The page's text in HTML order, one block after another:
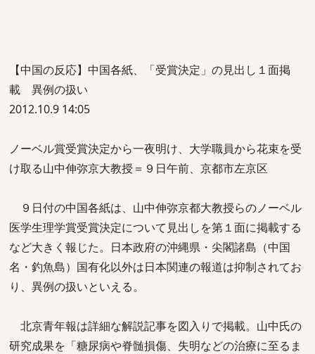
【中国の反応】中国各紙、「受賞決定」の見出し１面掲
載 異例の扱い
2012.10.9 14:05
ノーベル賞受賞決定から一夜明け、大学職員から花束を受
け取る山中伸弥京大教授＝９日午前、京都市左京区
９日付の中国各紙は、山中伸弥京都大教授らのノーベル
医学生理学賞受賞決定について見出しを第１面に掲載する
など大きく報じた。日本政府の沖縄県・尖閣諸島（中国
名・釣魚島）国有化以外は日本関連の報道は抑制されてお
り、異例の扱いといえる。
北京青年報は詳細な解説記事を図入りで掲載。山中氏の
研究成果を「糖尿病や脊髄損傷、失明などの治療に至るま